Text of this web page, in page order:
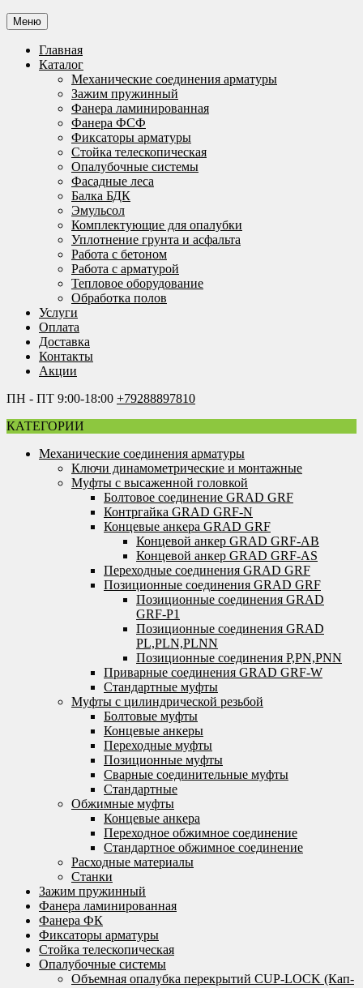
Меню
Главная
Каталог
Механические соединения арматуры
Зажим пружинный
Фанера ламинированная
Фанера ФСФ
Фиксаторы арматуры
Стойка телескопическая
Опалубочные системы
Фасадные леса
Балка БДК
Эмульсол
Комплектующие для опалубки
Уплотнение грунта и асфальта
Работа с бетоном
Работа с арматурой
Тепловое оборудование
Обработка полов
Услуги
Оплата
Доставка
Контакты
Акции
ПН - ПТ 9:00-18:00 +79288897810
КАТЕГОРИИ
Механические соединения арматуры
Ключи динамометрические и монтажные
Муфты с высаженной головкой
Болтовое соединение GRAD GRF
Контргайка GRAD GRF-N
Концевые анкера GRAD GRF
Концевой анкер GRAD GRF-AB
Концевой анкер GRAD GRF-AS
Переходные соединения GRAD GRF
Позиционные соединения GRAD GRF
Позиционные соединения GRAD
GRF-P1
Позиционные соединения GRAD
PL,PLN,PLNN
Позиционные соединения P,PN,PNN
Приварные соединения GRAD GRF-W
Стандартные муфты
Муфты с цилиндрической резьбой
Болтовые муфты
Концевые анкеры
Переходные муфты
Позиционные муфты
Сварные соединительные муфты
Стандартные
Обжимные муфты
Концевые анкера
Переходное обжимное соединение
Стандартное обжимное соединение
Расходные материалы
Станки
Зажим пружинный
Фанера ламинированная
Фанера ФК
Фиксаторы арматуры
Стойка телескопическая
Опалубочные системы
Объемная опалубка перекрытий CUP-LOCK (Кап-